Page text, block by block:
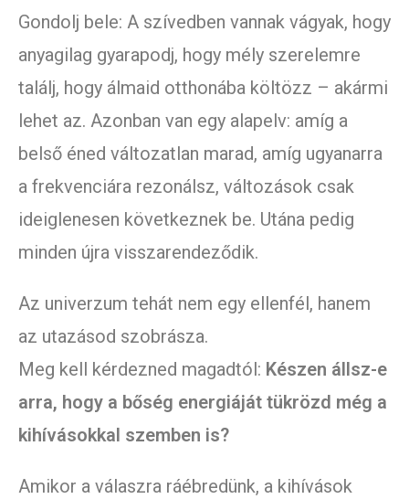
Gondolj bele: A szívedben vannak vágyak, hogy
anyagilag gyarapodj, hogy mély szerelemre
találj, hogy álmaid otthonába költözz – akármi
lehet az. Azonban van egy alapelv: amíg a
belső éned változatlan marad, amíg ugyanarra
a frekvenciára rezonálsz, változások csak
ideiglenesen következnek be. Utána pedig
minden újra visszarendeződik.
Az univerzum tehát nem egy ellenfél, hanem
az utazásod szobrásza.
Meg kell kérdezned magadtól: Készen állsz-e
arra, hogy a bőség energiáját tükrözd még a
kihívásokkal szemben is?
Amikor a válaszra ráébredünk, a kihívások